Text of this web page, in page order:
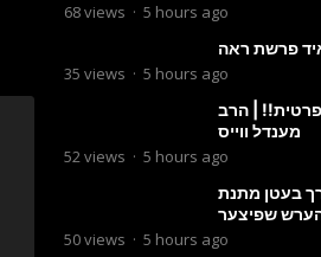
מהפגישה
68views · 5 hours ago
פרשת ראה
35 views · 5 hours ago
| הרב
מענדל ווייס
52views · 5 hours ago
בעטן מתנת
שפיצער
50views · 5 hours ago